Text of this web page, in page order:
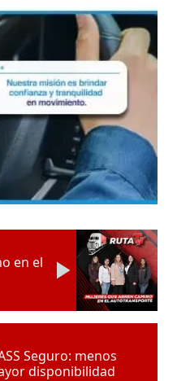
en el
Seguro: menos
disponibilidad